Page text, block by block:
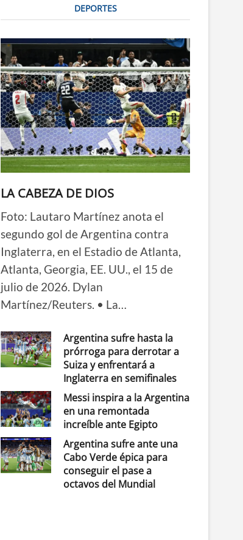
DEPORTES
LA CABEZA DE DIOS
Foto: Lautaro Martínez anota el
segundo gol de Argentina contra
Inglaterra, en el Estadio de Atlanta,
Atlanta, Georgia, EE. UU., el 15 de
julio de 2026. Dylan
Martínez/Reuters. • La…
Argentina sufre hasta la
prórroga para derrotar a
Suiza y enfrentará a
Inglaterra en semifinales
Messi inspira a la Argentina
en una remontada
increíble ante Egipto
Argentina sufre ante una
Cabo Verde épica para
conseguir el pase a
octavos del Mundial